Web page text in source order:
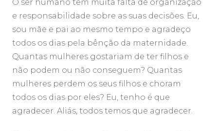
O ser humano tem muita falta de organização
e responsabilidade sobre as suas decisões. Eu,
sou mãe e pai ao mesmo tempo e agradeço
todos os dias pela bênção da maternidade.
Quantas mulheres gostariam de ter filhos e
não podem ou não conseguem? Quantas
mulheres perdem os seus filhos e choram
todos os dias por eles? Eu, tenho é que
agradecer. Aliás, todos temos que agradecer.